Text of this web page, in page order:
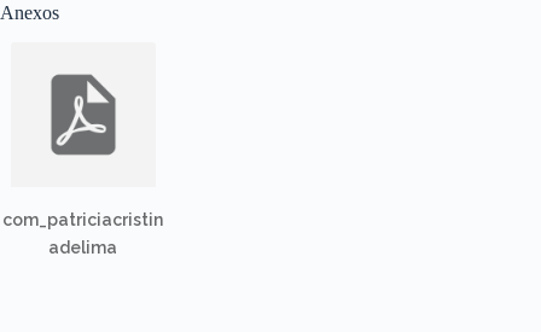
Anexos
com_patriciacristin
adelima